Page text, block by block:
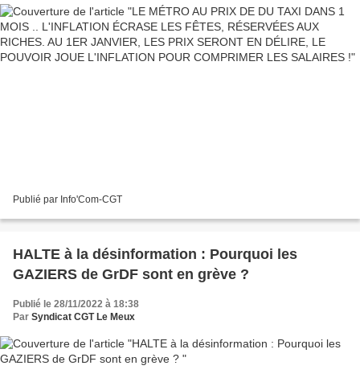
Publié par Info'Com-CGT
HALTE à la désinformation : Pourquoi les
GAZIERS de GrDF sont en grève ?
Publié le 28/11/2022 à 18:38
Par Syndicat CGT Le Meux